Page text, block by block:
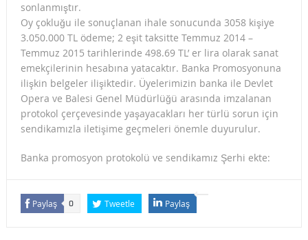
sonlanmıştır.
Oy çokluğu ile sonuçlanan ihale sonucunda 3058 kişiye
3.050.000 TL ödeme; 2 eşit taksitte Temmuz 2014 –
Temmuz 2015 tarihlerinde 498.69 TL’ er lira olarak sanat
emekçilerinin hesabına yatacaktır. Banka Promosyonuna
ilişkin belgeler ilişiktedir. Üyelerimizin banka ile Devlet
Opera ve Balesi Genel Müdürlüğü arasında imzalanan
protokol çerçevesinde yaşayacakları her türlü sorun için
sendikamızla iletişime geçmeleri önemle duyurulur.
Banka promosyon protokolü ve sendikamız Şerhi ekte:
Paylaş 0 Tweetle Paylaş